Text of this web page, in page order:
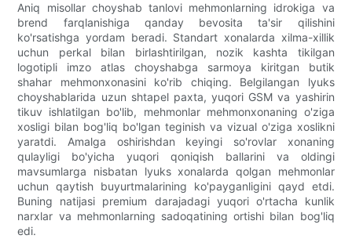
Aniq misollar choyshab tanlovi mehmonlarning idrokiga va
brend farqlanishiga qanday bevosita ta'sir qilishini
ko'rsatishga yordam beradi. Standart xonalarda xilma-xillik
uchun perkal bilan birlashtirilgan, nozik kashta tikilgan
logotipli imzo atlas choyshabga sarmoya kiritgan butik
shahar mehmonxonasini ko'rib chiqing. Belgilangan lyuks
choyshablarida uzun shtapel paxta, yuqori GSM va yashirin
tikuv ishlatilgan bo'lib, mehmonlar mehmonxonaning o'ziga
xosligi bilan bog'liq bo'lgan teginish va vizual o'ziga xoslikni
yaratdi. Amalga oshirishdan keyingi so'rovlar xonaning
qulayligi bo'yicha yuqori qoniqish ballarini va oldingi
mavsumlarga nisbatan lyuks xonalarda qolgan mehmonlar
uchun qaytish buyurtmalarining ko'payganligini qayd etdi.
Buning natijasi premium darajadagi yuqori o'rtacha kunlik
narxlar va mehmonlarning sadoqatining ortishi bilan bog'liq
edi.